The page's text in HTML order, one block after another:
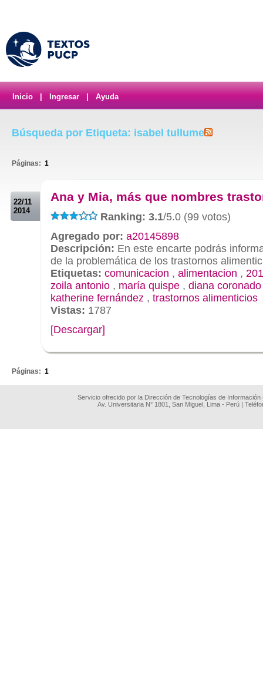
Inicio Ingresar Ayuda
Búsqueda por Etiqueta: isabel tullume
Páginas: 1
22/11
2014
Ana y Mia, más que nombres
Ranking: 3.1/5.0 (99 votos)
Agregado por: a20145898
Descripción: En este encarte podrás
de la problemática de los trastornos
Etiquetas: comunicacion , alimentacion ,
zoila antonio , maría quispe , diana coronado
katherine fernández , trastornos alimenticios
Vistas: 1787
[Descargar]
Páginas: 1
Servicio ofrecido por la Dirección de Tecnologías de
Av. Universitaria N° 1801, San Miguel, Lima - Perú |